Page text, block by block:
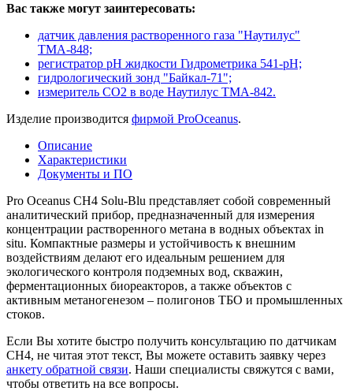
Вас также могут заинтересовать:
датчик давления растворенного газа "Наутилус"
ТМА-848;
регистратор pH жидкости Гидрометрика 541-pH;
гидрологический зонд "Байкал-71";
измеритель CO2 в воде Наутилус ТМА-842.
Изделие производится фирмой ProOceanus.
Описание
Характеристики
Документы и ПО
Pro Oceanus CH4 Solu-Blu представляет собой современный
аналитический прибор, предназначенный для измерения
концентрации растворенного метана в водных объектах in
situ. Компактные размеры и устойчивость к внешним
воздействиям делают его идеальным решением для
экологического контроля подземных вод, скважин,
ферментационных биореакторов, а также объектов с
активным метаногенезом – полигонов ТБО и промышленных
стоков.
Если Вы хотите быстро получить консультацию по датчикам
СН4, не читая этот текст, Вы можете оставить заявку через
анкету обратной связи. Наши специалисты свяжутся с вами,
чтобы ответить на все вопросы.